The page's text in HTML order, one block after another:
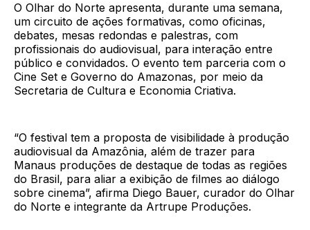
O Olhar do Norte apresenta, durante uma semana,
um circuito de ações formativas, como oficinas,
debates, mesas redondas e palestras, com
profissionais do audiovisual, para interação entre
público e convidados. O evento tem parceria com o
Cine Set e Governo do Amazonas, por meio da
Secretaria de Cultura e Economia Criativa.
“O festival tem a proposta de visibilidade à produção
audiovisual da Amazônia, além de trazer para
Manaus produções de destaque de todas as regiões
do Brasil, para aliar a exibição de filmes ao diálogo
sobre cinema”, afirma Diego Bauer, curador do Olhar
do Norte e integrante da Artrupe Produções.